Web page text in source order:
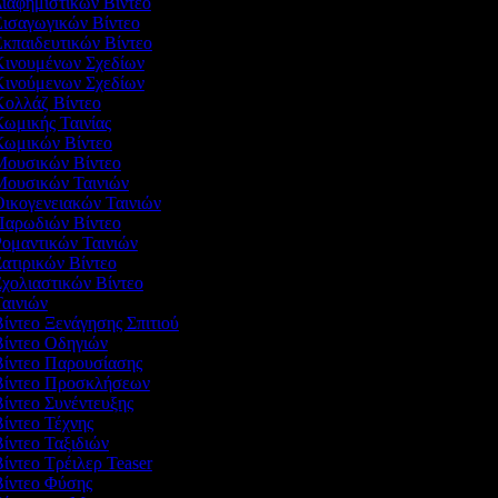
Βίντεο
Βίντεο
Σχεδίων
Σχεδίων
Βίντεο
Ταινίας
Βίντεο
Βίντεο
Ταινιών
Ταινιών
Βίντεο
Ταινιών
Βίντεο
Βίντεο
Ξενάγησης Σπιτιού
Οδηγιών
Παρουσίασης
Προσκλήσεων
Συνέντευξης
Τέχνης
Ταξιδιών
Τρέιλερ Teaser
Φύσης